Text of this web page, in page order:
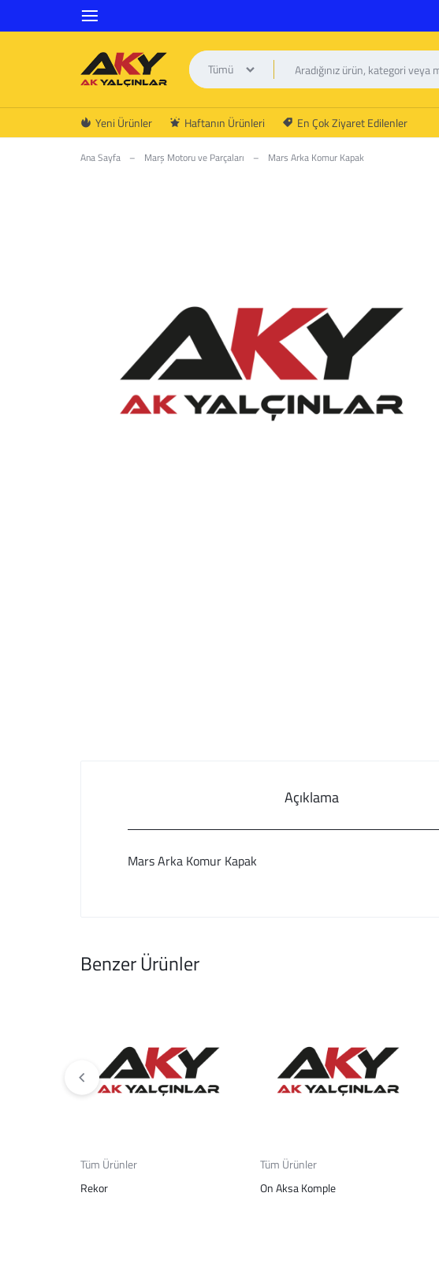
AK
YALÇINLAR
Tümü
Yeni Ürünler Haftanın Ürünleri En Çok Ziyaret Edilenler
Ana Sayfa – Marş Motoru ve Parçaları – Mars Arka Komur Kapak
Açıklama
Mars Arka Komur Kapak
Benzer Ürünler
Tüm Ürünler
Rekor
Tüm Ürünler
On Aksa Komple